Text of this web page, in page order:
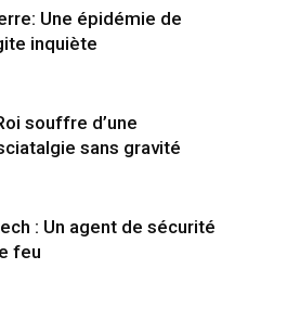
Une épidémie de
inquiète
souffre d’une
sans gravité
: Un agent de sécurité
feu